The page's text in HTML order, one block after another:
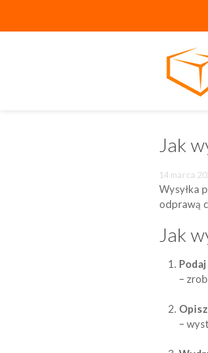
Jak
14 marca
Wysyłka
odprawą
Jak
–
–